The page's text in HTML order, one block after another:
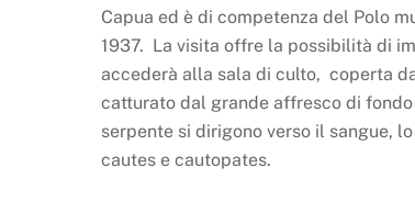
Capua ed è di competenza del Polo
1937. La visita offre la possibilità di
accederà alla sala di culto, coperta
catturato dal grande affresco di
serpente si dirigono verso il sangue,
cautes e cautopates.